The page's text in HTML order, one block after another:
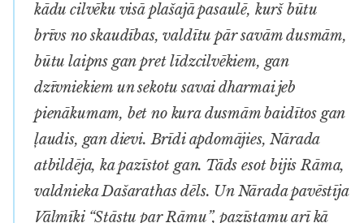
kādu cilvēku visā plašajā pasaulē, kurš būtu
brīvs no skaudības, valdītu pār savām dusmām,
būtu laipns gan pret līdzcilvēkiem, gan
dzīvniekiem un sekotu savai dharmai jeb
pienākumam, bet no kura dusmām baidītos gan
ļaudis, gan dievi. Brīdi apdomājies, Nārada
atbildēja, ka pazīstot gan. Tāds esot bijis Rāma,
valdnieka Dašarathas dēls. Un Nārada pavēstīja
Vālmīki “Stāstu par Rāmu”, pazīstamu arī kā